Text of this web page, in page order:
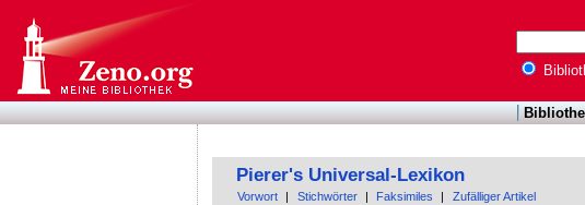
Pierer's Universal-Lexikon
Vorwort Stichwörter Faksimiles Zufälliger Artikel